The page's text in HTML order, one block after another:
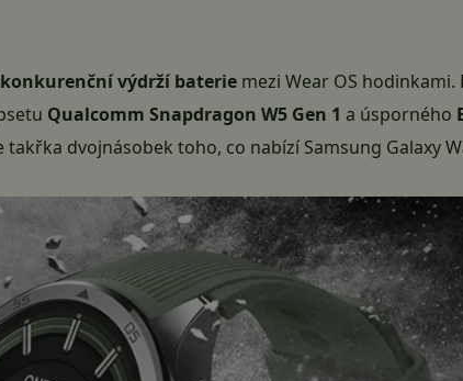
výdrží baterie mezi Wear OS hodinkami.
Qualcomm Snapdragon W5 Gen 1 a úsporného
takřka dvojnásobek toho, co nabízí Samsung Galaxy